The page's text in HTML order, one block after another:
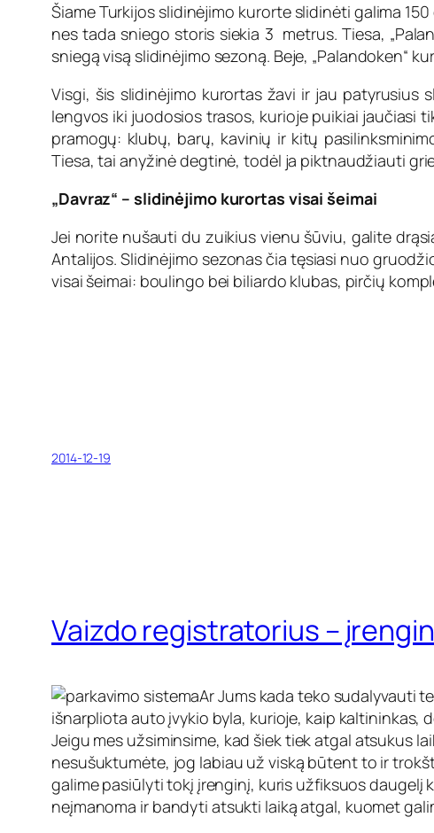
Šiame Turkijos slidinėjimo kurorte slidinėti galima
nes tada sniego storis siekia 3 metrus. Tiesa,
sniegą visą slidinėjimo sezoną. Beje, „Palandoken“
Visgi, šis slidinėjimo kurortas žavi ir jau
lengvos iki juodosios trasos, kurioje puikiai jaučiasi
pramogų: klubų, barų, kavinių ir kitų
Tiesa, tai anyžinė degtinė, todėl ja piktnaudžiauti
„Davraz“ – slidinėjimo kurortas visai šeimai
Jei norite nušauti du zuikius vienu šūviu, galite
Antalijos. Slidinėjimo sezonas čia tęsiasi nuo
visai šeimai: boulingo bei biliardo klubas, pirčių
2014-12-19
Vaizdo registratorius –
Ar Jums kada teko sudalyvauti
išnarpliota auto įvykio byla, kurioje, kaip kaltininkas,
Jeigu mes užsiminsime, kad šiek tiek atgal atsukus
nesušuktumėte, jog labiau už viską būtent to ir
galime pasiūlyti tokį įrenginį, kuris užfiksuos daugelį
neįmanoma ir bandyti atsukti laiką atgal, kuomet